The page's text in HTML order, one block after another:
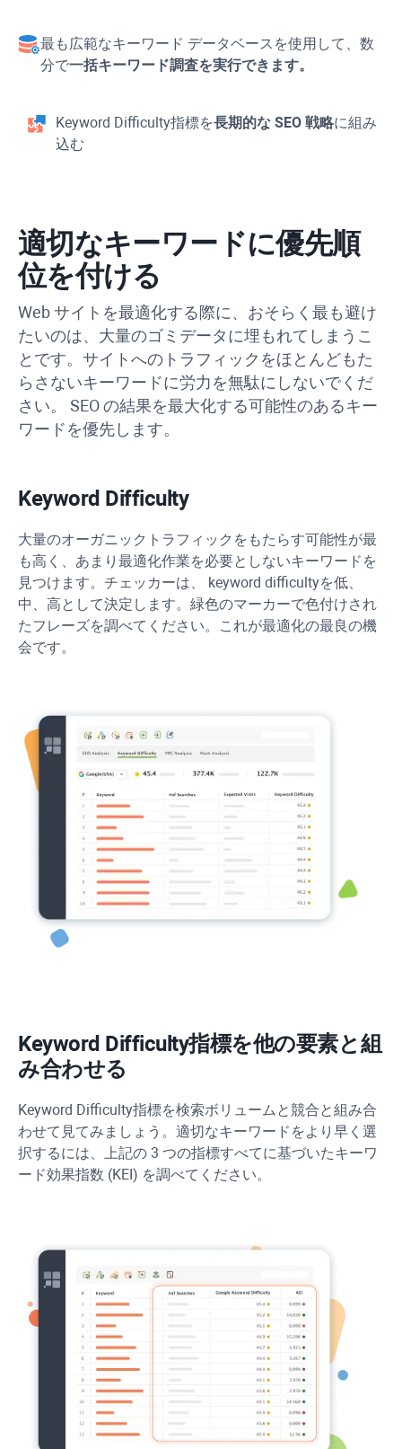
最も広範なキーワード データベースを使用して、数
分で一括キーワード調査を実行できます。
Keyword Difficulty指標を長期的な SEO 戦略に組み
込む
適切なキーワードに優先順
位を付ける
Web サイトを最適化する際に、おそらく最も避け
たいのは、大量のゴミデータに埋もれてしまうこ
とです。サイトへのトラフィックをほとんどもた
らさないキーワードに労力を無駄にしないでくだ
さい。 SEO の結果を最大化する可能性のあるキー
ワードを優先します。
Keyword Difficulty
大量のオーガニックトラフィックをもたらす可能性が最
も高く、あまり最適化作業を必要としないキーワードを
見つけます。チェッカーは、 keyword difficultyを低、
中、高として決定します。緑色のマーカーで色付けされ
たフレーズを調べてください。これが最適化の最良の機
会です。
Keyword Difficulty指標を他の要素と組
み合わせる
Keyword Difficulty指標を検索ボリュームと競合と組み合
わせて見てみましょう。適切なキーワードをより早く選
択するには、上記の 3 つの指標すべてに基づいたキーワ
ード効果指数 (KEI) を調べてください。